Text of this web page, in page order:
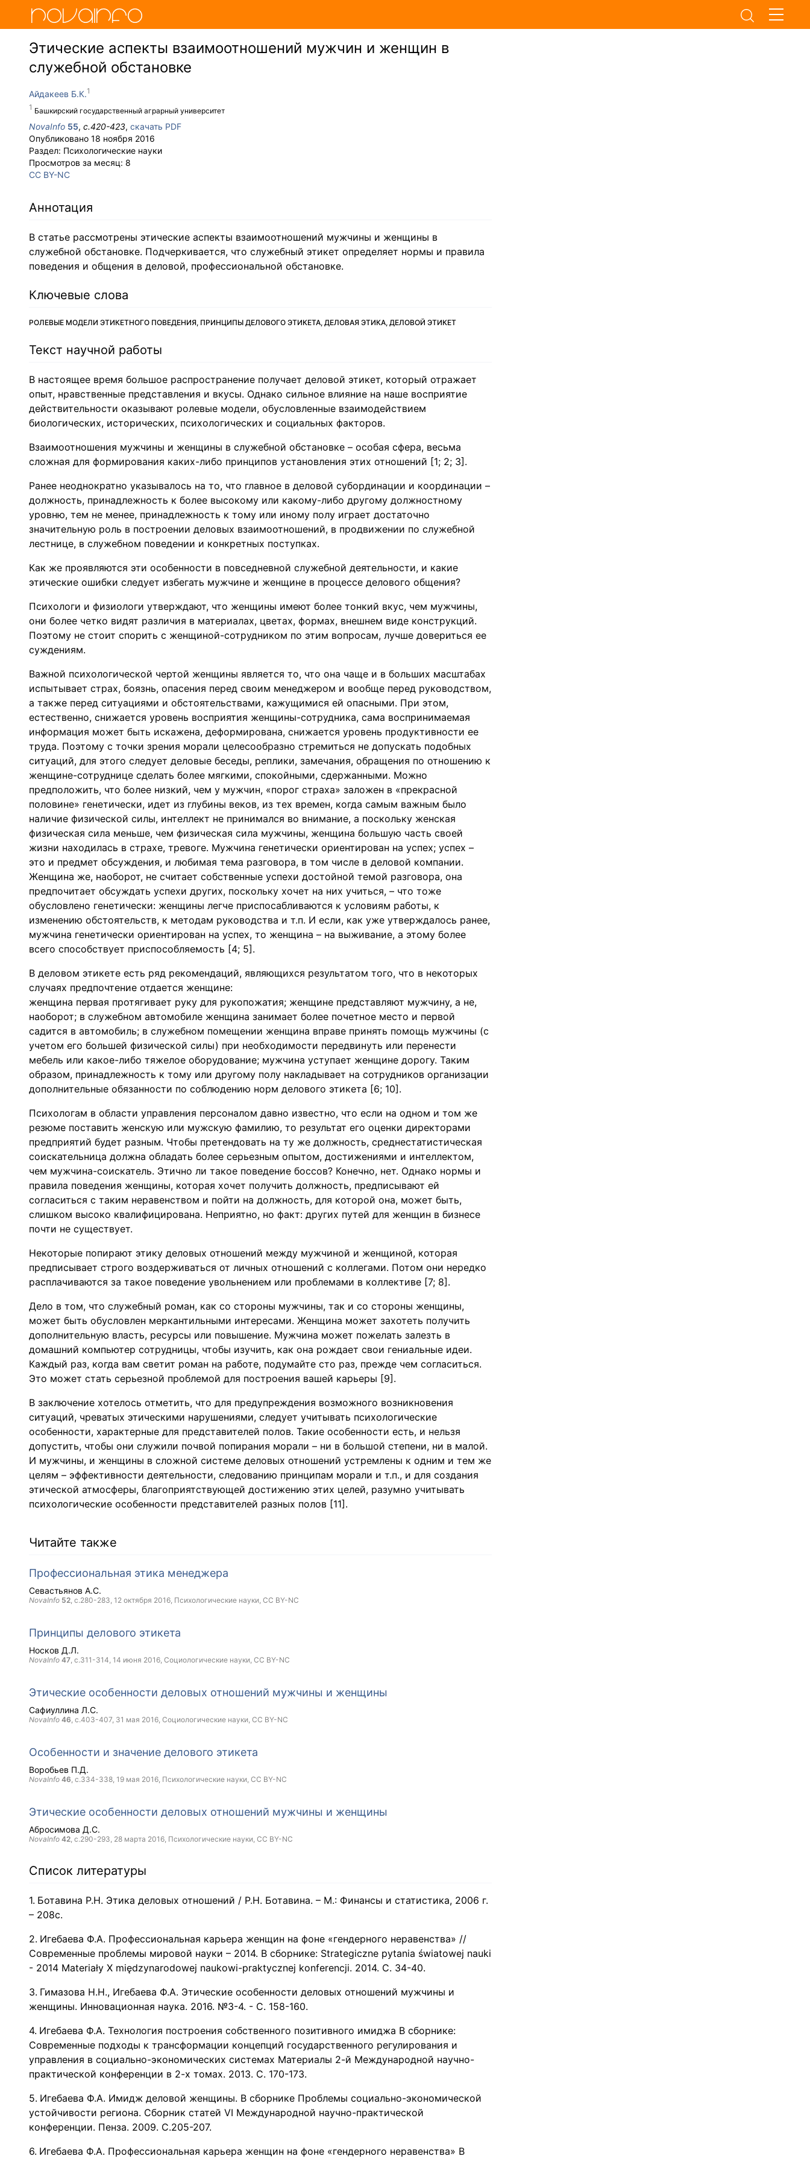
Этические аспекты взаимоотношений мужчин и женщин в
служебной обстановке
Айдакеев Б.К.
Башкирский государственный аграрный университет
NovaInfo 55, с.420-423, скачать PDF
Опубликовано 18 ноября 2016
Раздел: Психологические науки
Просмотров за месяц: 8
CC BY-NC
Аннотация
В статье рассмотрены этические аспекты взаимоотношений мужчины и женщины в
служебной обстановке. Подчеркивается, что служебный этикет определяет нормы и правила
поведения и общения в деловой, профессиональной обстановке.
Ключевые слова
РОЛЕВЫЕ МОДЕЛИ ЭТИКЕТНОГО ПОВЕДЕНИЯ, ПРИНЦИПЫ ДЕЛОВОГО ЭТИКЕТА, ДЕЛОВАЯ ЭТИКА, ДЕЛОВОЙ ЭТИКЕТ
Текст научной работы
В настоящее время большое распространение получает деловой этикет, который отражает
опыт, нравственные представления и вкусы. Однако сильное влияние на наше восприятие
действительности оказывают ролевые модели, обусловленные взаимодействием
биологических, исторических, психологических и социальных факторов.
Взаимоотношения мужчины и женщины в служебной обстановке – особая сфера, весьма
сложная для формирования каких-либо принципов установления этих отношений [1; 2; 3].
Ранее неоднократно указывалось на то, что главное в деловой субординации и координации –
должность, принадлежность к более высокому или какому-либо другому должностному
уровню, тем не менее, принадлежность к тому или иному полу играет достаточно
значительную роль в построении деловых взаимоотношений, в продвижении по служебной
лестнице, в служебном поведении и конкретных поступках.
Как же проявляются эти особенности в повседневной служебной деятельности, и какие
этические ошибки следует избегать мужчине и женщине в процессе делового общения?
Психологи и физиологи утверждают, что женщины имеют более тонкий вкус, чем мужчины,
они более четко видят различия в материалах, цветах, формах, внешнем виде конструкций.
Поэтому не стоит спорить с женщиной-сотрудником по этим вопросам, лучше довериться ее
суждениям.
Важной психологической чертой женщины является то, что она чаще и в больших масштабах
испытывает страх, боязнь, опасения перед своим менеджером и вообще перед руководством,
а также перед ситуациями и обстоятельствами, кажущимися ей опасными. При этом,
естественно, снижается уровень восприятия женщины-сотрудника, сама воспринимаемая
информация может быть искажена, деформирована, снижается уровень продуктивности ее
труда. Поэтому с точки зрения морали целесообразно стремиться не допускать подобных
ситуаций, для этого следует деловые беседы, реплики, замечания, обращения по отношению к
женщине-сотруднице сделать более мягкими, спокойными, сдержанными. Можно
предположить, что более низкий, чем у мужчин, «порог страха» заложен в «прекрасной
половине» генетически, идет из глубины веков, из тех времен, когда самым важным было
наличие физической силы, интеллект не принимался во внимание, а поскольку женская
физическая сила меньше, чем физическая сила мужчины, женщина большую часть своей
жизни находилась в страхе, тревоге. Мужчина генетически ориентирован на успех; успех –
это и предмет обсуждения, и любимая тема разговора, в том числе в деловой компании.
Женщина же, наоборот, не считает собственные успехи достойной темой разговора, она
предпочитает обсуждать успехи других, поскольку хочет на них учиться, – что тоже
обусловлено генетически: женщины легче приспосабливаются к условиям работы, к
изменению обстоятельств, к методам руководства и т.п. И если, как уже утверждалось ранее,
мужчина генетически ориентирован на успех, то женщина – на выживание, а этому более
всего способствует приспособляемость [4; 5].
В деловом этикете есть ряд рекомендаций, являющихся результатом того, что в некоторых
случаях предпочтение отдается женщине:
женщина первая протягивает руку для рукопожатия; женщине представляют мужчину, а не,
наоборот; в служебном автомобиле женщина занимает более почетное место и первой
садится в автомобиль; в служебном помещении женщина вправе принять помощь мужчины (с
учетом его большей физической силы) при необходимости передвинуть или перенести
мебель или какое-либо тяжелое оборудование; мужчина уступает женщине дорогу. Таким
образом, принадлежность к тому или другому полу накладывает на сотрудников организации
дополнительные обязанности по соблюдению норм делового этикета [6; 10].
Психологам в области управления персоналом давно известно, что если на одном и том же
резюме поставить женскую или мужскую фамилию, то результат его оценки директорами
предприятий будет разным. Чтобы претендовать на ту же должность, среднестатистическая
соискательница должна обладать более серьезным опытом, достижениями и интеллектом,
чем мужчина-соискатель. Этично ли такое поведение боссов? Конечно, нет. Однако нормы и
правила поведения женщины, которая хочет получить должность, предписывают ей
согласиться с таким неравенством и пойти на должность, для которой она, может быть,
слишком высоко квалифицирована. Неприятно, но факт: других путей для женщин в бизнесе
почти не существует.
Некоторые попирают этику деловых отношений между мужчиной и женщиной, которая
предписывает строго воздерживаться от личных отношений с коллегами. Потом они нередко
расплачиваются за такое поведение увольнением или проблемами в коллективе [7; 8].
Дело в том, что служебный роман, как со стороны мужчины, так и со стороны женщины,
может быть обусловлен меркантильными интересами. Женщина может захотеть получить
дополнительную власть, ресурсы или повышение. Мужчина может пожелать залезть в
домашний компьютер сотрудницы, чтобы изучить, как она рождает свои гениальные идеи.
Каждый раз, когда вам светит роман на работе, подумайте сто раз, прежде чем согласиться.
Это может стать серьезной проблемой для построения вашей карьеры [9].
В заключение хотелось отметить, что для предупреждения возможного возникновения
ситуаций, чреватых этическими нарушениями, следует учитывать психологические
особенности, характерные для представителей полов. Такие особенности есть, и нельзя
допустить, чтобы они служили почвой попирания морали – ни в большой степени, ни в малой.
И мужчины, и женщины в сложной системе деловых отношений устремлены к одним и тем же
целям – эффективности деятельности, следованию принципам морали и т.п., и для создания
этической атмосферы, благоприятствующей достижению этих целей, разумно учитывать
психологические особенности представителей разных полов [11].
Читайте также
Профессиональная этика менеджера
Севастьянов А.С.
NovaInfo 52, с.280-283, 12 октября 2016, Психологические науки, CC BY-NC
Принципы делового этикета
Носков Д.Л.
NovaInfo 47, с.311-314, 14 июня 2016, Социологические науки, CC BY-NC
Этические особенности деловых отношений мужчины и женщины
Сафиуллина Л.С.
NovaInfo 46, с.403-407, 31 мая 2016, Социологические науки, CC BY-NC
Особенности и значение делового этикета
Воробьев П.Д.
NovaInfo 46, с.334-338, 19 мая 2016, Психологические науки, CC BY-NC
Этические особенности деловых отношений мужчины и женщины
Абросимова Д.С.
NovaInfo 42, с.290-293, 28 марта 2016, Психологические науки, CC BY-NC
Список литературы
Ботавина Р.Н. Этика деловых отношений / Р.Н. Ботавина. – М.: Финансы и статистика, 2006 г.
– 208с.
Игебаева Ф.А. Профессиональная карьера женщин на фоне «гендерного неравенства» //
Современные проблемы мировой науки – 2014. В сборнике: Strategiczne pytania światowej nauki
- 2014 Materiały X międzynarodowej naukowi-praktycznej konferencji. 2014. С. 34-40.
Гимазова Н.Н., Игебаева Ф.А. Этические особенности деловых отношений мужчины и
женщины. Инновационная наука. 2016. №3-4. - С. 158-160.
Игебаева Ф.А. Технология построения собственного позитивного имиджа В сборнике:
Современные подходы к трансформации концепций государственного регулирования и
управления в социально-экономических системах Материалы 2-й Международной научно-
практической конференции в 2-х томах. 2013. С. 170-173.
Игебаева Ф.А. Имидж деловой женщины. В сборнике Проблемы социально-экономической
устойчивости региона. Сборник статей VI Международной научно-практической
конференции. Пенза. 2009. С.205-207.
Игебаева Ф.А. Профессиональная карьера женщин на фоне «гендерного неравенства» В